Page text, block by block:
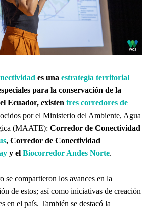
es una estrategia territorial
para la conservación de la
Ecuador, existen tres corredores de
por el Ministerio del Ambiente, Agua
(MAATE): Corredor de Conectividad
, Corredor de Conectividad
y el Biocorredor Andes Norte.
se compartieron los avances en la
de estos; así como iniciativas de creación
en el país. También se destacó la